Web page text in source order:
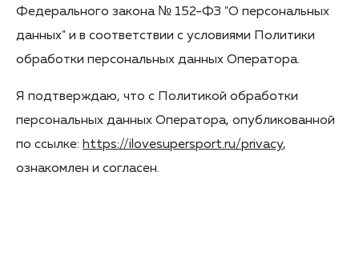
Федерального закона № 152-ФЗ "О персональных
данных" и в соответствии с условиями Политики
обработки персональных данных Оператора.
Я подтверждаю, что с Политикой обработки
персональных данных Оператора, опубликованной
по ссылке: https://ilovesupersport.ru/privacy,
ознакомлен и согласен.